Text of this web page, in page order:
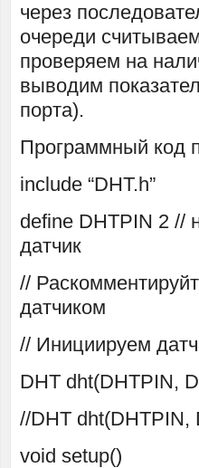
через
очереди
проверяем на
выводим
порта).
Программный код
include “DHT.h”
define DHTPIN 2 //
датчик
//
датчиком
// Инициируем
DHT dht(DHTPIN,
//DHT dht(DHTPIN,
void setup()